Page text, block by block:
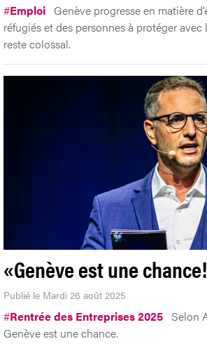
#Emploi Genève progresse en matière
réfugiés et des personnes à protéger
reste colossal.
«Genève est une
Publié le Mardi 26 août 2025
#Rentrée des Entreprises 2025 Selon
Genève est une chance.